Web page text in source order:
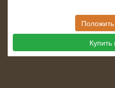
Купить